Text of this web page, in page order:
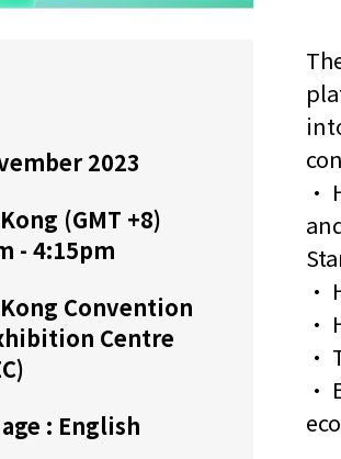
商业机遇：政府招标公
2023
(GMT +8)
- 4:15pm
Convention
Centre
: English
•
•
•
•
•